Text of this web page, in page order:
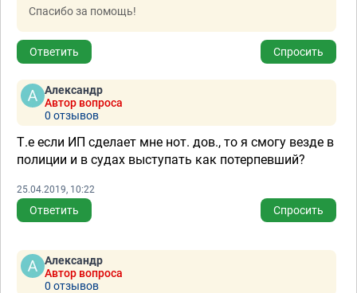
Спасибо за помощь!
Ответить Спросить
Александр
Автор вопроса
0 отзывов
Т.е если ИП сделает мне нот. дов., то я смогу везде в
полиции и в судах выступать как потерпевший?
25.04.2019, 10:22
Ответить Спросить
Александр
Автор вопроса
0 отзывов